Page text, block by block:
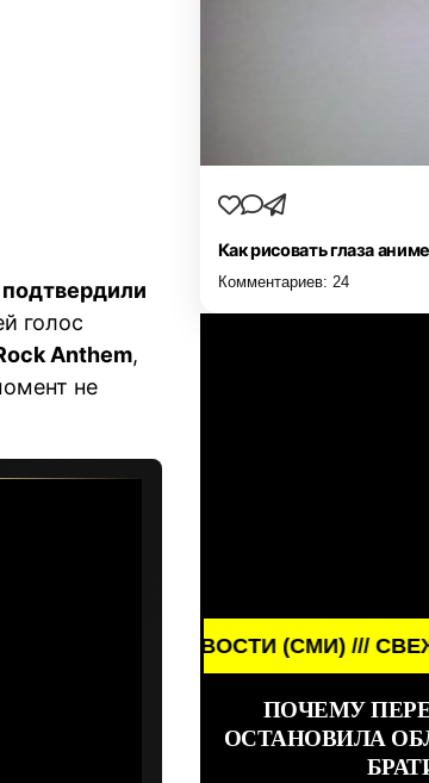
голос
Anthem,
не
Как рисовать глаза аниме
Комментариев: 24
/// НОВОСТИ (СМИ) /// СВЕЖИЕ
ПОЧЕМУ
ОСТАНОВИЛА